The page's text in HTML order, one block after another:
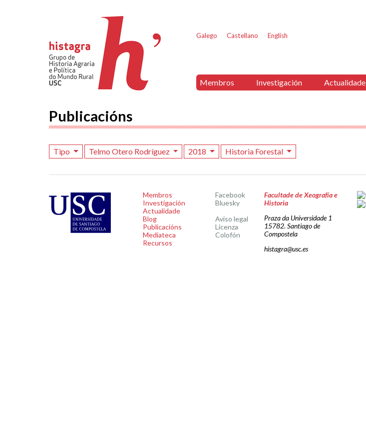
Galego Castellano English
Membros Investigación Actualidade
Publicacións
Tipo Telmo Otero Rodríguez 2018 Historia Forestal
Membros
Investigación
Actualidade
Blog
Publicacións
Mediateca
Recursos
Facebook
Bluesky
Aviso legal
Licenza
Colofón
Facultade de Xeografía e
Historia
Praza da Universidade 1
15782. Santiago de
Compostela
histagra@usc.es